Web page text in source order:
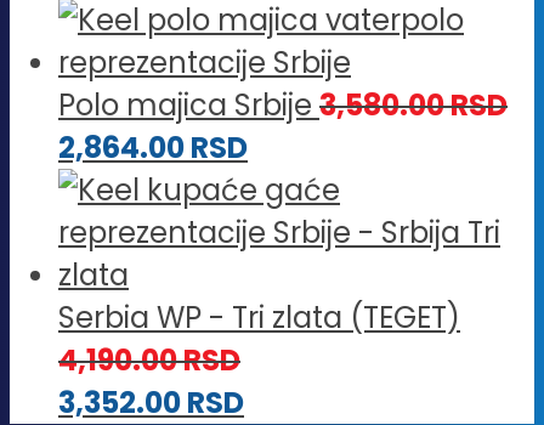
Polo majica Srbije 3,580.00RSD
2,864.00RSD
Serbia WP - Tri zlata (TEGET)
4,190.00RSD
3,352.00RSD